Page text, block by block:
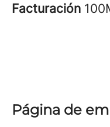
Facturación
Página de